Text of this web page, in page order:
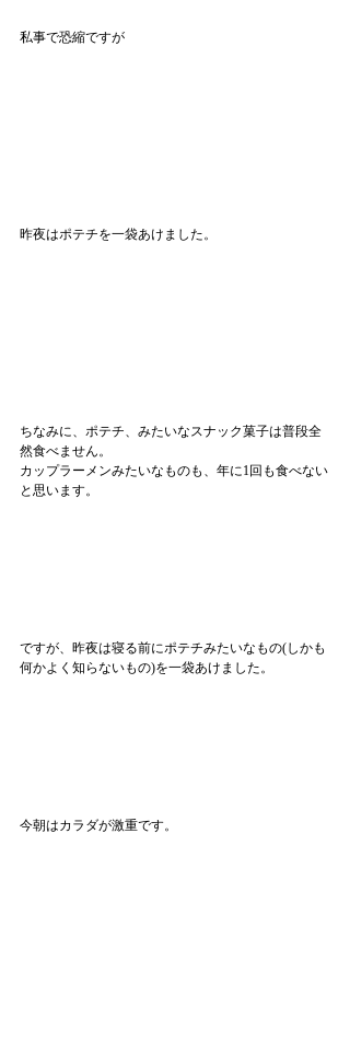
私事で恐縮ですが
昨夜はポテチを一袋あけました。
ちなみに、ポテチ、みたいなスナック菓子は普段全
然食べません。
カップラーメンみたいなものも、年に1回も食べない
と思います。
ですが、昨夜は寝る前にポテチみたいなもの(しかも
何かよく知らないもの)を一袋あけました。
今朝はカラダが激重です。